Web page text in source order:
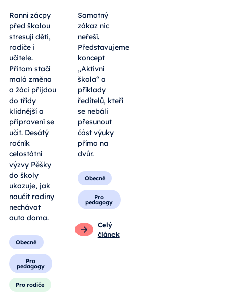
Ranní zácpy
před školou
stresují děti,
rodiče i
učitele.
Přitom stačí
malá změna
a žáci přijdou
do třídy
klidnější a
připravení se
učit. Desátý
ročník
celostátní
výzvy Pěšky
do školy
ukazuje, jak
naučit rodiny
nechávat
auta doma.
Obecné
Pro
pedagogy
Pro rodiče
Samotný
zákaz nic
neřeší.
Představujeme
koncept
„Aktivní
škola“ a
příklady
ředitelů, kteří
se nebáli
přesunout
část výuky
přímo na
dvůr.
Obecné
Pro
pedagogy
Celý
článek